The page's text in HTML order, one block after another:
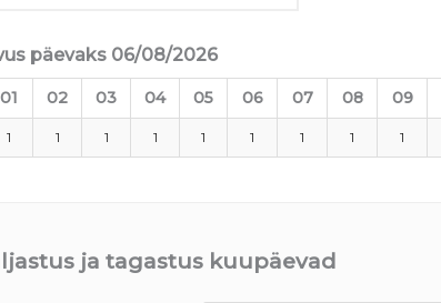
päevaks 06/08/2026
01 02 03 04 05 06 07 08 09
1 1 1 1 1 1 1 1 1
ja tagastus kuupäevad